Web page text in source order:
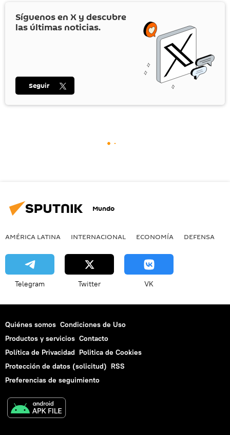
Síguenos en X y descubre
las últimas noticias.
Seguir
Mundo
AMÉRICA LATINA INTERNACIONAL ECONOMÍA DEFENSA
Telegram Twitter VK
Quiénes somos Condiciones de Uso
Productos y servicios Contacto
Política de Privacidad Politica de Cookies
Protección de datos (solicitud) RSS
Preferencias de seguimiento